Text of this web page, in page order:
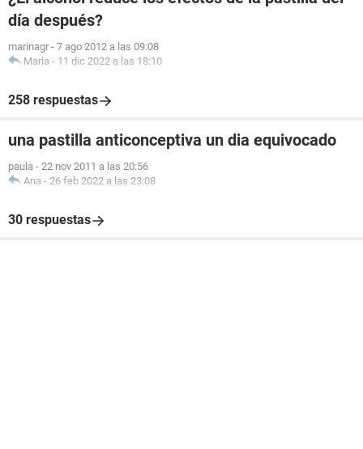
día después?
marinagr - 7 ago 2012 a las 09:08
Maria - 11 dic 2022 a las 18:10
258 respuestas
una pastilla anticonceptiva un dia equivocado
paula - 22 nov 2011 a las 20:56
Ana - 26 feb 2022 a las 23:08
30 respuestas